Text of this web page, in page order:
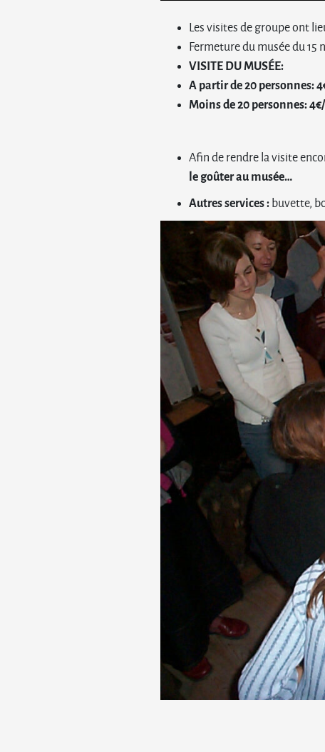
Les visites de groupe ont
Fermeture du musée du 15
VISITE DU MUSÉE:
A partir de 20 personnes:
Moins de 20 personnes:
Afin de rendre la visite
le goûter au musée…
Autres services :buvette,